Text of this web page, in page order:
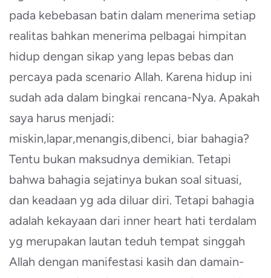
pada kebebasan batin dalam menerima setiap
realitas bahkan menerima pelbagai himpitan
hidup dengan sikap yang lepas bebas dan
percaya pada scenario Allah. Karena hidup ini
sudah ada dalam bingkai rencana-Nya. Apakah
saya harus menjadi:
miskin,lapar,menangis,dibenci, biar bahagia?
Tentu bukan maksudnya demikian. Tetapi
bahwa bahagia sejatinya bukan soal situasi,
dan keadaan yg ada diluar diri. Tetapi bahagia
adalah kekayaan dari inner heart hati terdalam
yg merupakan lautan teduh tempat singgah
Allah dengan manifestasi kasih dan damain-